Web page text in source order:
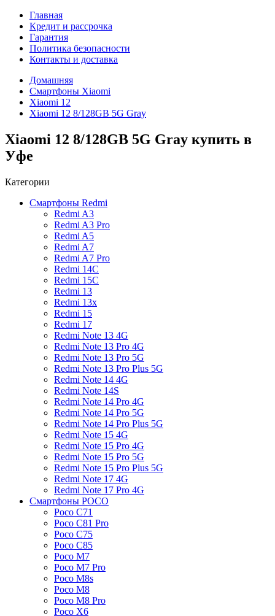
Главная
Кредит и рассрочка
Гарантия
Политика безопасности
Контакты и доставка
Домашняя
Смартфоны Xiaomi
Xiaomi 12
Xiaomi 12 8/128GB 5G Gray
Xiaomi 12 8/128GB 5G Gray купить в
Уфе
Категории
Смартфоны Redmi
Redmi A3
Redmi A3 Pro
Redmi A5
Redmi A7
Redmi A7 Pro
Redmi 14C
Redmi 15C
Redmi 13
Redmi 13x
Redmi 15
Redmi 17
Redmi Note 13 4G
Redmi Note 13 Pro 4G
Redmi Note 13 Pro 5G
Redmi Note 13 Pro Plus 5G
Redmi Note 14 4G
Redmi Note 14S
Redmi Note 14 Pro 4G
Redmi Note 14 Pro 5G
Redmi Note 14 Pro Plus 5G
Redmi Note 15 4G
Redmi Note 15 Pro 4G
Redmi Note 15 Pro 5G
Redmi Note 15 Pro Plus 5G
Redmi Note 17 4G
Redmi Note 17 Pro 4G
Смартфоны POCO
Poco C71
Poco C81 Pro
Poco C75
Poco C85
Poco M7
Poco M7 Pro
Poco M8s
Poco M8
Poco M8 Pro
Poco X6